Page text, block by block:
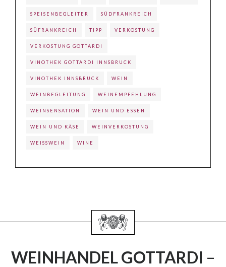
SPEISENBEGLEITER SÜDFRANKREICH
SÜFRANKREICH TIPP VERKOSTUNG
VERKOSTUNG GOTTARDI
VINOTHEK GOTTARDI INNSBRUCK
VINOTHEK INNSBRUCK WEIN
WEINBEGLEITUNG WEINEMPFEHLUNG
WEINSENSATION WEIN UND ESSEN
WEIN UND KÄSE WEINVERKOSTUNG
WEISSWEIN WINE
WEINHANDEL GOTTARDI –